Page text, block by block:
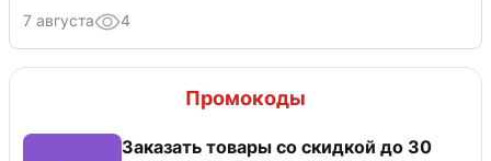
7 августа 4
Промокоды
Заказать товары со скидкой до 30